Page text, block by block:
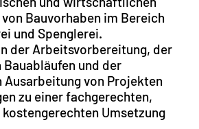
Bauvorhaben im Bereich
und Spenglerei.
der Arbeitsvorbereitung, der
Bauabläufen und der
Ausarbeitung von Projekten
zu einer fachgerechten,
Umsetzung